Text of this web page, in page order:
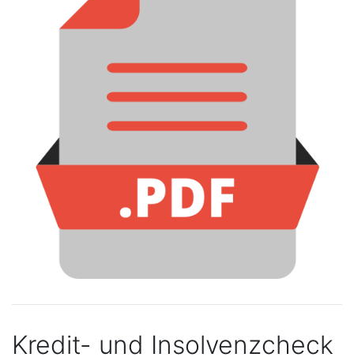
Kredit- und Insolvenzcheck